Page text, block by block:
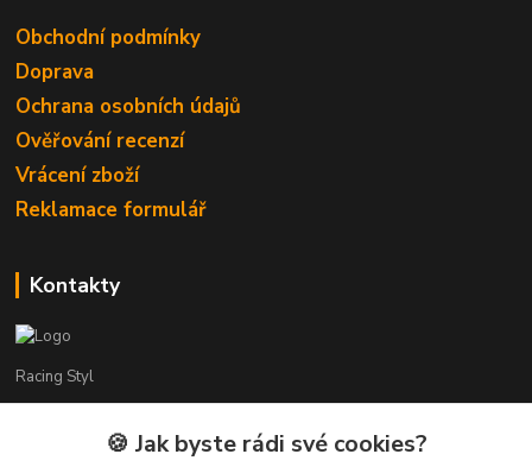
Obchodní podmínky
Doprava
Ochrana osobních údajů
Ověřování recenzí
Vrácení zboží
Reklamace formulář
Kontakty
Racing Styl
Karel Muláček
774 51 50 88🍪 Jak byste rádi své cookies?